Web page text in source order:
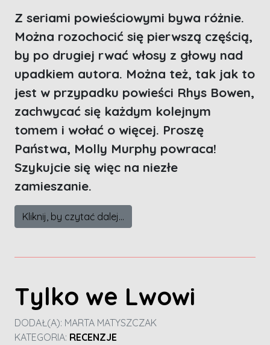
Z seriami powieściowymi bywa różnie.
Można rozochocić się pierwszą częścią,
by po drugiej rwać włosy z głowy nad
upadkiem autora. Można też, tak jak to
jest w przypadku powieści Rhys Bowen,
zachwycać się każdym kolejnym
tomem i wołać o więcej. Proszę
Państwa, Molly Murphy powraca!
Szykujcie się więc na niezłe
zamieszanie.
Kliknij, by czytać dalej...
Tylko we Lwowi
DODAŁ(A): MARTA MATYSZCZAK
KATEGORIA: RECENZJE